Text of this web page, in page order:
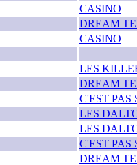
CASINO
DREAM
CASINO
LES
DREAM
C'EST PAS
LES
LES
C'EST PAS
DREAM